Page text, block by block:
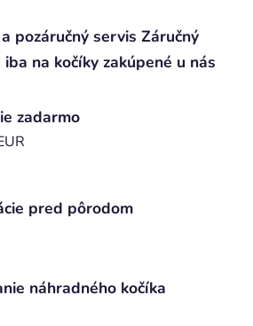
pozáručný servis Záručný
na kočíky zakúpené u nás
zadarmo
pred pôrodom
náhradného kočíka